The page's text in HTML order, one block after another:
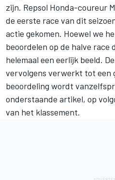
zijn. Repsol Honda-coureur
de eerste race van dit
actie gekomen. Hoewel we
beoordelen op de halve
helemaal een eerlijk beeld.
vervolgens verwerkt tot een
beoordeling wordt
onderstaande artikel, op
van het klassement.